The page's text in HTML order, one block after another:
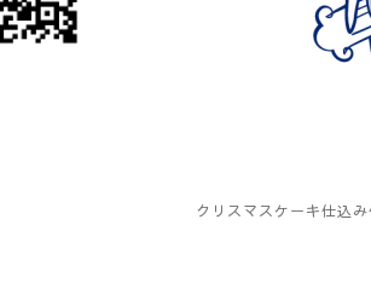
クリスマスケーキ仕込